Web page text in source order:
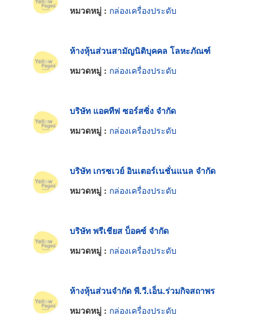
หมวดหมู่ : กล่องเครื่องประดับ
ห้างหุ้นส่วนสามัญนิติบุคคล โลหะภัณฑ์
หมวดหมู่ : กล่องเครื่องประดับ
บริษัท แอคทีฟ ซอร์สซิ่ง จำกัด
หมวดหมู่ : กล่องเครื่องประดับ
บริษัท เกรซเวย์ อินเตอร์เนชั่นแนล จำกัด
หมวดหมู่ : กล่องเครื่องประดับ
บริษัท พรีเชียส บ็อคซ์ จำกัด
หมวดหมู่ : กล่องเครื่องประดับ
ห้างหุ้นส่วนจำกัด พี.วี.เอ็น.ร่วมกิจสถาพร
หมวดหมู่ : กล่องเครื่องประดับ